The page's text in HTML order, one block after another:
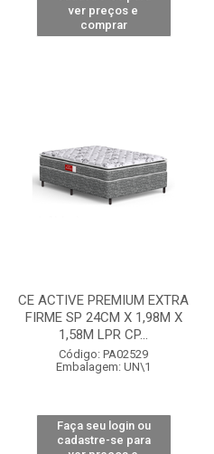
ver preços e
comprar
CE ACTIVE PREMIUM EXTRA
FIRME SP 24CM X 1,98M X
1,58M LPR CP...
Código: PA02529
Embalagem: UN\1
Faça seu login ou
cadastre-se para